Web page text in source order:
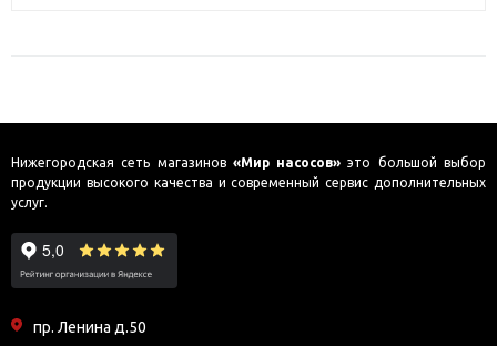
Нижегородская сеть магазинов «Мир насосов» это большой выбор
продукции высокого качества и современный сервис дополнительных
услуг.
пр. Ленина д.50